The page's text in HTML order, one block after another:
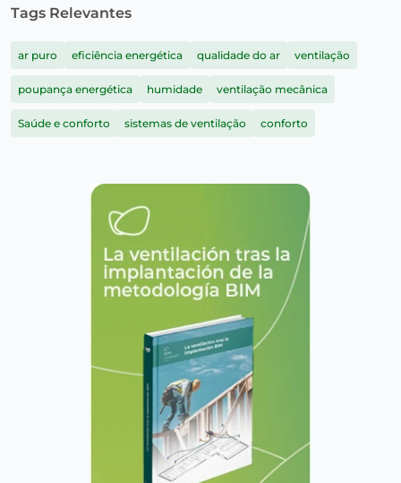
Tags Relevantes
ar puro eficiência energética qualidade do ar ventilação
poupança energética humidade ventilação mecânica
Saúde e conforto sistemas de ventilação conforto